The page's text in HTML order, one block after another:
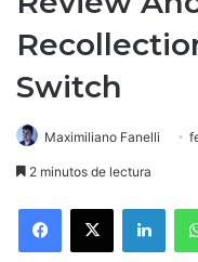
Switch
Maximiliano Fanelli
2 minutos de lectura
Facebook
X